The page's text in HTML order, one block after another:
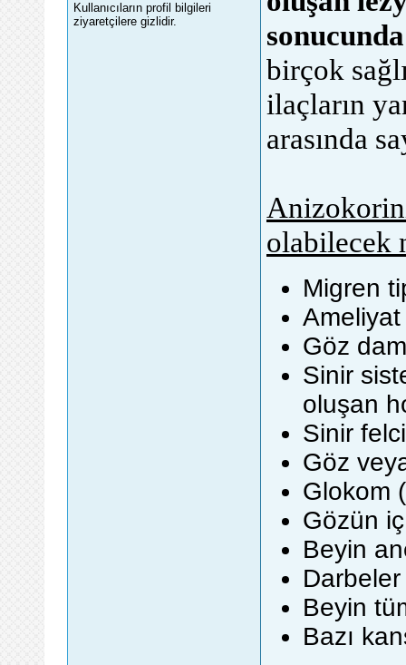
Kullanıcıların profil bilgileri
ziyaretçilere gizlidir.
birçok
ilaçların
arasında
olabilecek
Migren
Ameliyat
Göz
Sinir
oluşan
Sinir felci
Göz
Glokom
Gözün
Beyin
Beyin
Bazı